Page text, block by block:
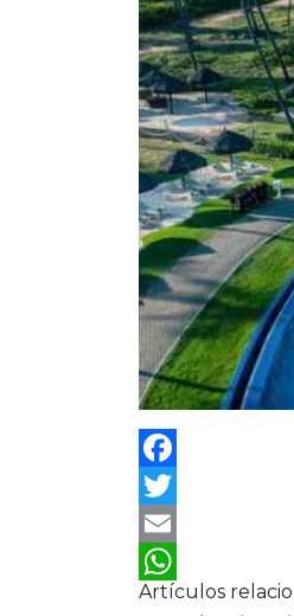
Facebook
Twitter
Email
WhatsApp
Artículos